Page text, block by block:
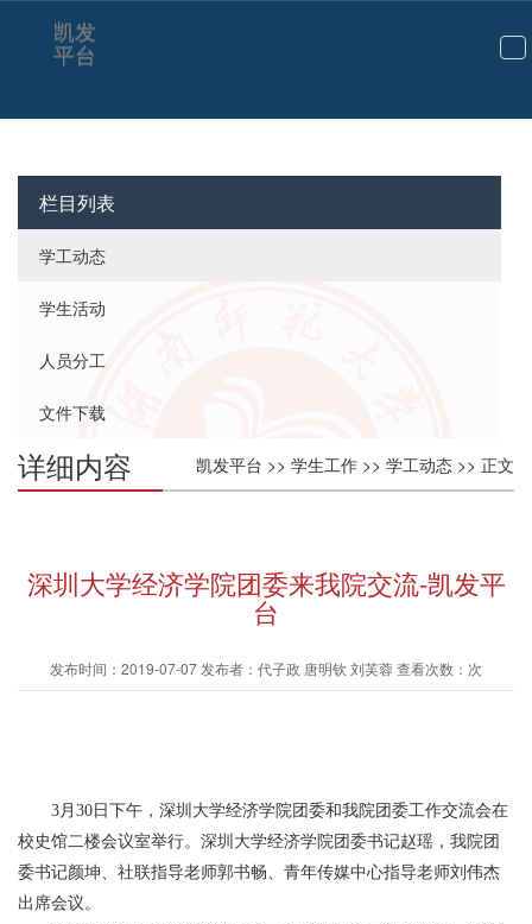
切
航
凯发
平台
栏目列表
学工动态
学生活动
人员分工
文件下载
凯发平台 >> 学生工作 >> 学工动态 >> 正文
详细内容
深圳大学经济学院团委来我院交流-凯发平
台
发布时间：2019-07-07 发布者：代子政 唐明钦 刘芙蓉 查看次数：次
3月30日下午，深圳大学经济学院团委和我院团委工作交流会在
校史馆二楼会议室举行。深圳大学经济学院团委书记赵瑶，我院团
委书记颜坤、社联指导老师郭书畅、青年传媒中心指导老师刘伟杰
出席会议。